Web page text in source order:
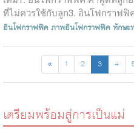
ที่ไม่ควรใช้กับลูก3. อินโฟกราฟฟิ
ครั...
อินโฟกราฟฟิคภาพอินโฟกราฟฟิคทักษะ
« 1 2 3 4
เตรียมพร้อมสู่การเป็นแม่